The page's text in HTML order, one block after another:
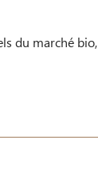
du marché bio,